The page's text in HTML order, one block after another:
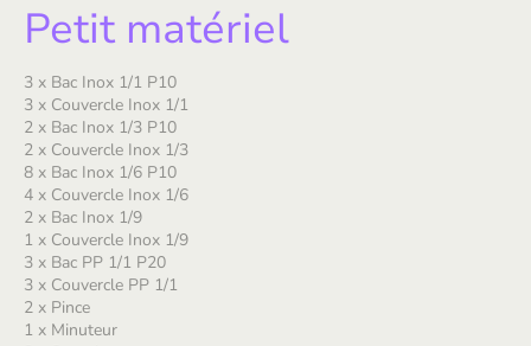
Petit matériel
3 x Bac Inox 1/1 P10
3 x Couvercle Inox 1/1
2 x Bac Inox 1/3 P10
2 x Couvercle Inox 1/3
8 x Bac Inox 1/6 P10
4 x Couvercle Inox 1/6
2 x Bac Inox 1/9
1 x Couvercle Inox 1/9
3 x Bac PP 1/1 P20
3 x Couvercle PP 1/1
2 x Pince
1 x Minuteur